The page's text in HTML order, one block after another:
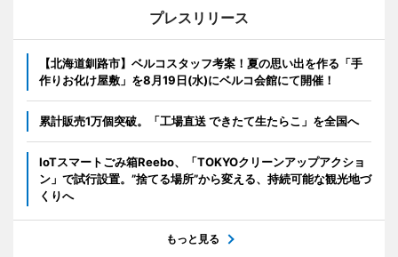
プレスリリース
【北海道釧路市】ベルコスタッフ考案！夏の思い出を作る「手
作りお化け屋敷」を8月19日(水)にベルコ会館にて開催！
累計販売1万個突破。「工場直送 できたて生たらこ」を全国へ
IoTスマートごみ箱Reebo、「TOKYOクリーンアップアクショ
ン」で試行設置。”捨てる場所”から変える、持続可能な観光地づ
くりへ
もっと見る